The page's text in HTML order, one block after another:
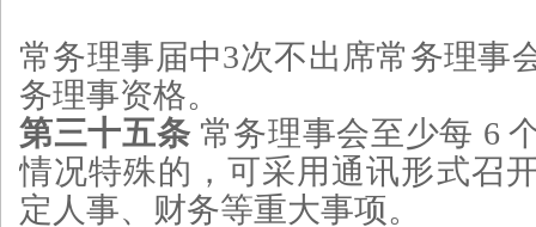
常务理事届中3次不出席常务理事
务理事资格。
第三十五条 常务理事会至少每 6
情况特殊的，可采用通讯形式召
定人事、财务等重大事项。